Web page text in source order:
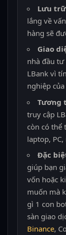
Lưu
lắng về
hàng sẽ
Giao
nhà đầu tư
LBank vì
nghiệp
Tương
truy cập
còn có thể
laptop,
Đặc
giúp bạn
vốn hoặc
muốn mà
gì 1 con
sàn giao
Binance,